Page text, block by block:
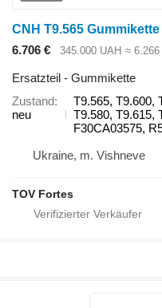
6.706 € 345.000 UAH ≈ 6.266
Ersatzteil - Gummikette
Zustand
neu
T9.565, T9.600,
T9.580, T9.615,
F30CA03575,
Ukraine, m. Vishneve
TOV Fortes